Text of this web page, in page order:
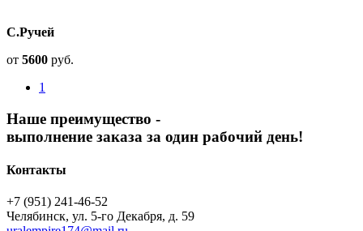
С.Ручей
от 5600 руб.
1
Наше преимущество -
выполнение заказа за один рабочий день!
Контакты
+7 (951) 241-46-52
Челябинск, ул. 5-го Декабря, д. 59